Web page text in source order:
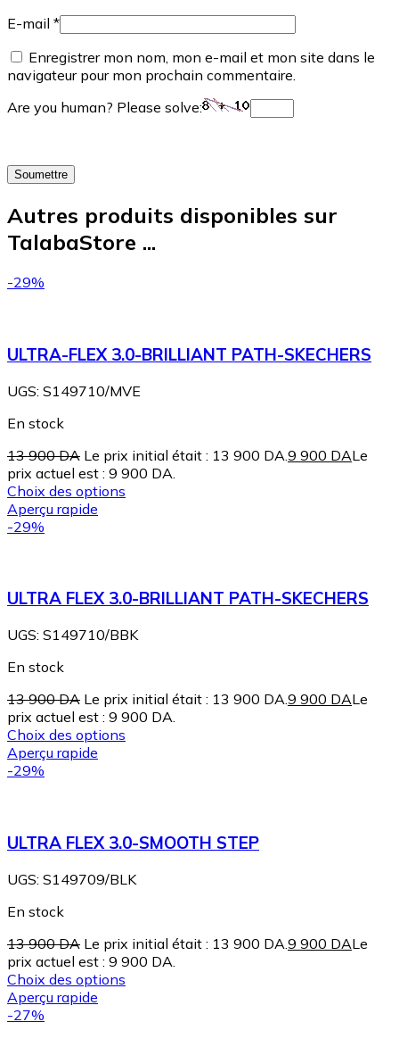
E-mail *
Enregistrer mon nom, mon e-mail et mon site dans le
navigateur pour mon prochain commentaire.
Are you human? Please solve:
Autres produits disponibles sur
TalabaStore ...
-29%
ULTRA-FLEX 3.0-BRILLIANT PATH-SKECHERS
UGS: S149710/MVE
En stock
13 900DA Le prix initial était : 13 900 DA. 9 900 DALe
prix actuel est : 9 900 DA.
Choix des options
Aperçu rapide
-29%
ULTRA FLEX 3.0-BRILLIANT PATH-SKECHERS
UGS: S149710/BBK
En stock
13 900DA Le prix initial était : 13 900 DA.9 900 DALe
prix actuel est : 9 900 DA.
Choix des options
Aperçu rapide
-29%
ULTRA FLEX 3.0-SMOOTH STEP
UGS: S149709/BLK
En stock
13 900DA Le prix initial était : 13 900 DA. 9 900 DALe
prix actuel est : 9 900 DA.
Choix des options
Aperçu rapide
-27%